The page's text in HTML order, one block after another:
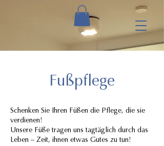
Fußpflege
Schenken Sie Ihren Füßen die Pflege, die sie
verdienen!
Unsere Füße tragen uns tagtäglich durch das
Leben – Zeit, ihnen etwas Gutes zu tun!